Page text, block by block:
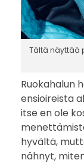
Tältä näyttää
Ruokahalun
ensioireista
itse en ole
hyvältä,
nähnyt,